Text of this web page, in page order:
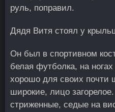
руль, поправил.
Дядя Витя стоял у
Он был в спортивном
белая футболка, на
хорошо для своих почти
широкие, лицо
стриженные, седые на